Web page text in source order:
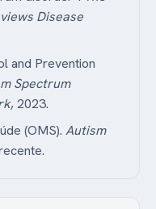
Disease
and Prevention
Spectrum
, 2023.
(OMS). Autism